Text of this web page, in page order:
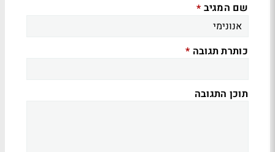
שם המגיב *
כותרת תגובה *
תוכן התגובה